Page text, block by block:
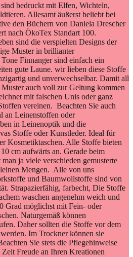
bedruckt mit Elfen, Wichteln,
Allesamt äußerst beliebt bei
den Büchern von Daniela Drescher
nach ÖkoTex Standart 100.
sind die verspielten Designs der
Muster in brillianter
Finnanger sind einfach ein
gute Laune. wir lieben diese Stoffe
und unverwechselbar. Damit all
auch voll zur Geltung kommen
mit falschen Unis oder ganz
vereinen. Beachten Sie auch
an Leinenstoffen oder
in Leinenoptik und die
Stoffe oder Kunstleder. Ideal für
Kosmetiktaschen. Alle Stoffe bieten
cm aufwärts an. Gerade beim
ja viele verschieden gemusterte
Mengen. Alle von uns
und Baumwollstoffe sind von
Strapazierfähig, farbecht, Die Stoffe
waschen angenehm weich und
Grad möglichst mit Fein- oder
Naturgemäß können
Daher sollten die Stoffe vor dem
Im Trockner können sie
Sie stets die Pflegehinweise
Freude an Ihren Kreationen